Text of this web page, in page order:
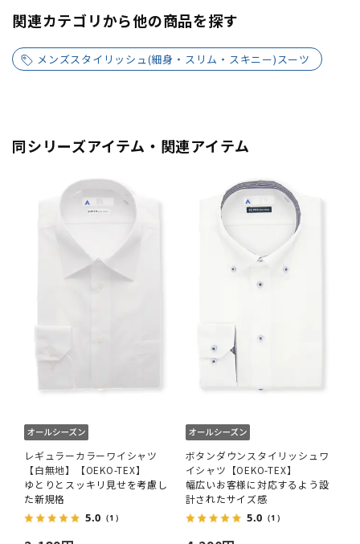
関連カテゴリから他の商品を探す
メンズスタイリッシュ(細身・スリム・スキニー)スーツ
同シリーズアイテム・関連アイテム
レギュラーカラーワイシャツ
【白無地】【OEKO-TEX】
ゆとりとスッキリ見せを考慮し
た新規格
5.0 （1）
ボタンダウンスタイリッシュワ
イシャツ【OEKO-TEX】
幅広いお客様に対応するよう設
計されたサイズ感
5.0 （1）